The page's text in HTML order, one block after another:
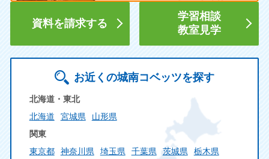
資料を請求する
学習相談
教室見学
お近くの城南コベッツを探す
北海道・東北
北海道
宮城県
山形県
関東
東京都
神奈川県 埼玉県 千葉県 茨城県
栃木県